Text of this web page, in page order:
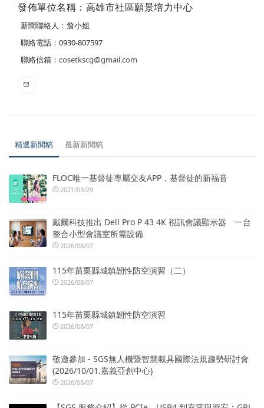
發佈單位名稱：高雄市社區願景培力中心
新聞聯絡人：詹小姐
聯絡電話：0930-807597
聯絡信箱： cosetkscg@gmail.com
精選新聞稿 最新新聞稿
FLOC唯一基督徒專屬交友APP，基督徒的新福音
2021/03/29
戴爾科技推出 Dell Pro P 43 4K 視訊會議顯示器 一台
整合小型會議室所需設備
2026/08/07
115年苗栗縣城鎮韌性防空演習（二）
2026/08/07
115年苗栗縣城鎮韌性防空演習
2026/08/07
敬邀參加 - SGS無人機暨智慧載具國際法規趨勢研討會
(2026/10/01.嘉義亞創中心)
2026/08/07